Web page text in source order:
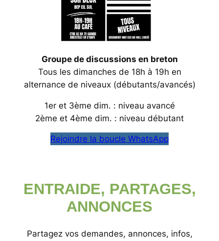
Groupe de discussions en breton
‌Tous les dimanches de 18h à 19h en
alternance de niveaux (débutants/avancés)
1er et 3ème dim. : niveau avancé
2ème et 4ème dim. : niveau débutant
Rejoindre la boucle WhatsApp
ENTRAIDE, PARTAGES,
ANNONCES
Partagez vos demandes, annonces, infos,